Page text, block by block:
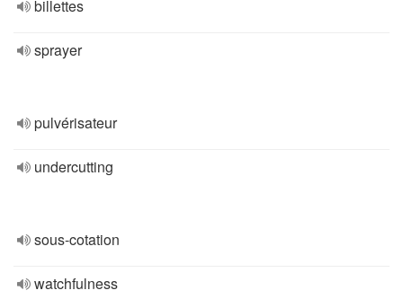
billettes
sprayer
pulvérisateur
undercutting
sous-cotation
watchfulness